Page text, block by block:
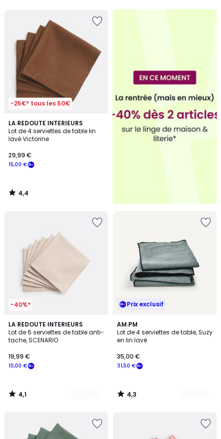
-25€* tous les 50€
LA REDOUTE INTERIEURS
Lot de 4 serviettes de table lin
lavé Victorine
15,00 €
29,99 €
4,4
/ 5
4,4
/
-40%*
LA REDOUTE INTERIEURS
Lot de 6 serviettes de table anti-
tache, SCENARIO
10,00 €
19,99 €
4,1
/ 5
11
Couleurs
4,1
/
Prix exclusif
AM.PM
Lot de 4 serviettes de table, Suzy
en lin lavé
31,50 €
35,00 €
4,3
/ 5
7
Couleurs
4,3
/